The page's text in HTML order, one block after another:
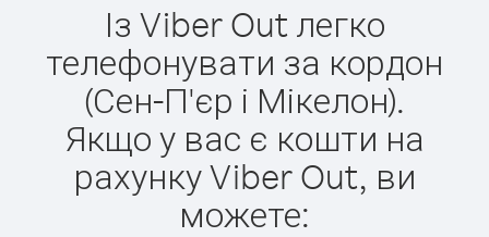
Із Viber Out легко
телефонувати за кордон
(Сен-П'єр і Мікелон).
Якщо у вас є кошти на
рахунку Viber Out, ви
можете: